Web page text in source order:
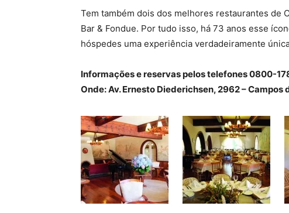
Tem também dois dos melhores restaurantes de
Bar & Fondue. Por tudo isso, há 73 anos esse
hóspedes uma experiência verdadeiramente
Informações e reservas pelos telefones 0800-
Onde: Av. Ernesto Diederichsen, 2962 – Campos